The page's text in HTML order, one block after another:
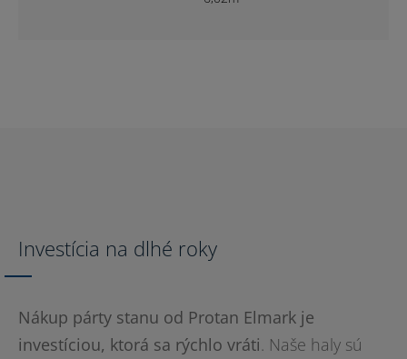
10,06m
Investícia na dlhé roky
Nákup párty stanu od Protan Elmark je
investíciou, ktorá sa rýchlo vráti. Naše haly sú